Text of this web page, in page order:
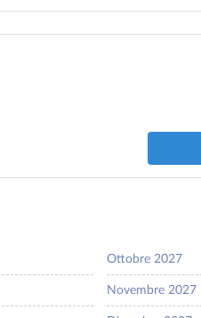
Ottobre 2027
Novembre 2027